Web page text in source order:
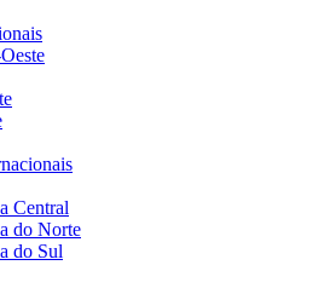
Central
do Norte
do Sul